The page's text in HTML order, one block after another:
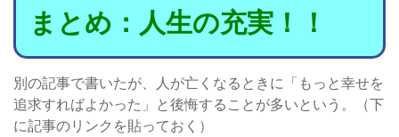
まとめ：人生の充実！！
別の記事で書いたが、人が亡くなるときに「もっと幸せを
追求すればよかった」と後悔することが多いという。（下
に記事のリンクを貼っておく）